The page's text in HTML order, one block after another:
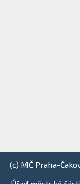
(c) MČ Praha-